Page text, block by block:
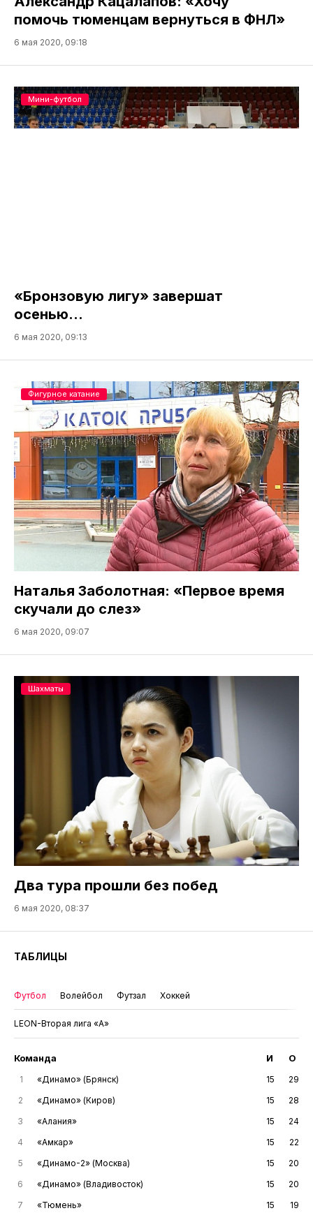
помочь тюменцам вернуться в ФНЛ»
6 мая 2020, 09:18
«Бронзовую лигу» завершат
осенью…
6 мая 2020, 09:13
Мини-футбол
Наталья Заболотная: «Первое время
скучали до слез»
6 мая 2020, 09:07
Фигурное катание
Два тура прошли без побед
6 мая 2020, 08:37
Шахматы
ТАБЛИЦЫ
Футбол Волейбол Футзал Хоккей
LEON-Вторая лига «А»
Команда И О
1 «Динамо» (Брянск) 15
29
2
«Динамо» (Киров) 15
28
3
«Алания» 15
24
4
«Амкар» 15
22
5
«Динамо-2» (Москва) 15
20
6
«Динамо» (Владивосток) 15
20
7
«Тюмень» 15
19